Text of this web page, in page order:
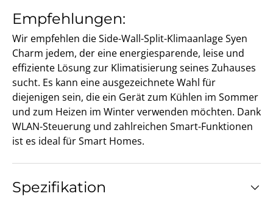
Empfehlungen:
Wir empfehlen die Side-Wall-Split-Klimaanlage Syen
Charm jedem, der eine energiesparende, leise und
effiziente Lösung zur Klimatisierung seines Zuhauses
sucht. Es kann eine ausgezeichnete Wahl für
diejenigen sein, die ein Gerät zum Kühlen im Sommer
und zum Heizen im Winter verwenden möchten. Dank
WLAN-Steuerung und zahlreichen Smart-Funktionen
ist es ideal für Smart Homes.
Spezifikation